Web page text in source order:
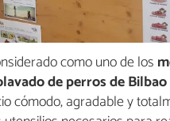
como uno de los
de perros de Bilbao
cómodo, agradable y